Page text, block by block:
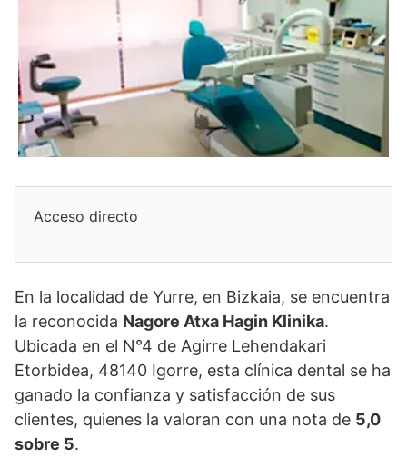
Acceso directo
En la localidad de Yurre, en Bizkaia, se encuentra
la reconocida Nagore Atxa Hagin Klinika.
Ubicada en el N°4 de Agirre Lehendakari
Etorbidea, 48140 Igorre, esta clínica dental se ha
ganado la confianza y satisfacción de sus
clientes, quienes la valoran con una nota de 5,0
sobre 5.